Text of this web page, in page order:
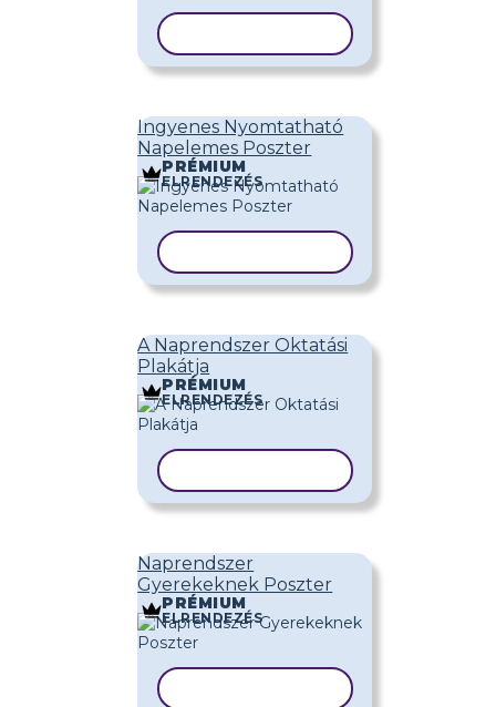
Ingyenes Nyomtatható
Napelemes Poszter
PRÉMIUM
ELRENDEZÉS
A Naprendszer Oktatási
Plakátja
PRÉMIUM
ELRENDEZÉS
Naprendszer
Gyerekeknek Poszter
PRÉMIUM
ELRENDEZÉS